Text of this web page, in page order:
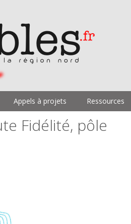
Appels à projets Ressources
Fidélité, pôle